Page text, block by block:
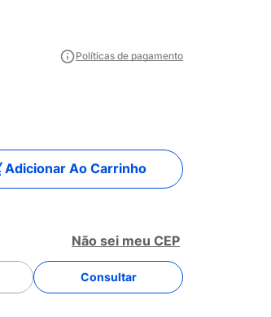
Políticas de pagamento
Adicionar Ao Carrinho
Não sei meu CEP